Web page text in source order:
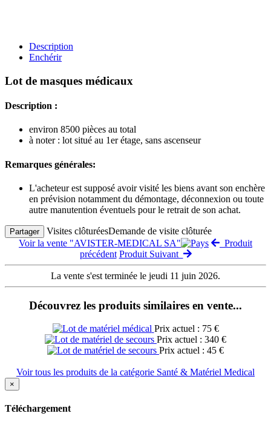
Description
Enchérir
Lot de masques médicaux
Description :
environ 8500 pièces au total
à noter : lot situé au 1er étage, sans ascenseur
Remarques générales:
L'acheteur est supposé avoir visité les biens avant son enchère
en prévision notamment du démontage, déconnexion ou toute
autre manutention éventuels pour le retrait de son achat.
Partager Visites clôturéesDemande de visite clôturée
Voir la vente "AVISTER-MEDICAL SA"
Produit
précédent Produit Suivant
La vente s'est terminée le jeudi 11 juin 2026.
Découvrez les produits similaires en vente...
Prix actuel : 75 €
Prix actuel : 340 €
Prix actuel : 45 €
Voir tous les produits de la catégorie Santé & Matériel Medical
×
Téléchargement